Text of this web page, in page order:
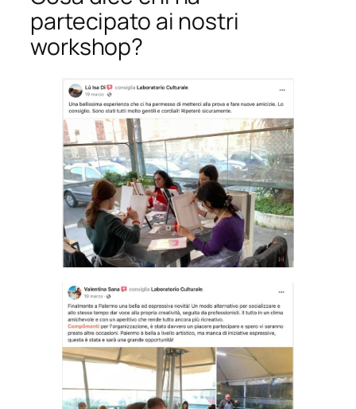
partecipato ai nostri
workshop?